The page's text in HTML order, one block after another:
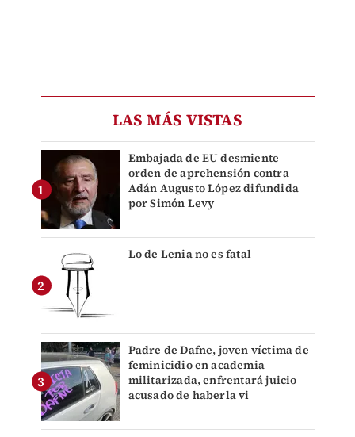
LAS MÁS VISTAS
Embajada de EU desmiente
orden de aprehensión contra
Adán Augusto López difundida
por Simón Levy
Lo de Lenia no es fatal
Padre de Dafne, joven víctima de
feminicidio en academia
militarizada, enfrentará juicio
acusado de haberla vi